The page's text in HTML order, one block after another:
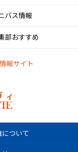
バス情報
部おすすめ
報サイト
ついて